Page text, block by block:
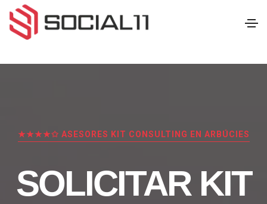
★★★★✩ ASESORES KIT CONSULTING EN ARBÚCIES
SOLICITAR KIT